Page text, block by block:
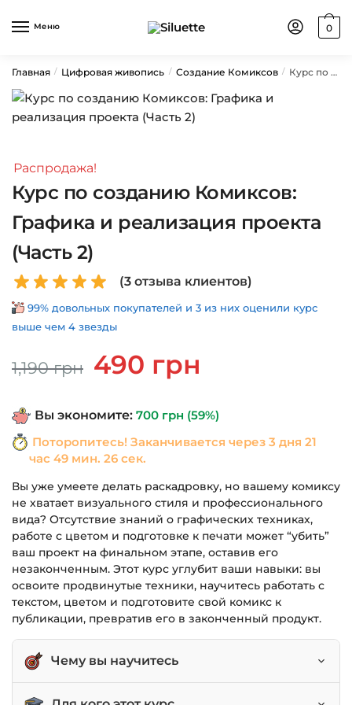
Меню 0
Главная / Цифровая живопись / Создание Комиксов / Курс по созданию Комиксов: Графика и реализация проекта (Часть 2)
Распродажа!
Курс по созданию Комиксов:
Графика и реализация проекта
(Часть 2)
(3отзыва клиентов)
99% довольных покупателей и 3 из них оценили курс
выше чем 4 звезды
1,190грн
Первоначальная
цена
1,190 грн.
490 грн
Вы экономите: 700 грн (59%)
Поторопитесь! Заканчивается через 3 дня 21
час 49 мин. 26 сек.
Вы уже умеете делать раскадровку, но вашему комиксу
не хватает визуального стиля и профессионального
вида? Отсутствие знаний о графических техниках,
работе с цветом и подготовке к печати может “убить”
ваш проект на финальном этапе, оставив его
незаконченным. Этот курс углубит ваши навыки: вы
освоите продвинутые техники, научитесь работать с
текстом, цветом и подготовите свой комикс к
публикации, превратив его в законченный продукт.
Чему вы научитесь
Применять продвинутые графические техники